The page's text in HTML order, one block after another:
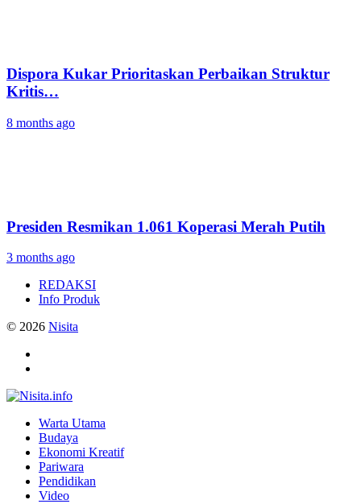
Dispora Kukar Prioritaskan Perbaikan Struktur
Kritis…
8 months ago
Presiden Resmikan 1.061 Koperasi Merah Putih
3 months ago
REDAKSI
Info Produk
© 2026 Nisita
Warta Utama
Budaya
Ekonomi Kreatif
Pariwara
Pendidikan
Video